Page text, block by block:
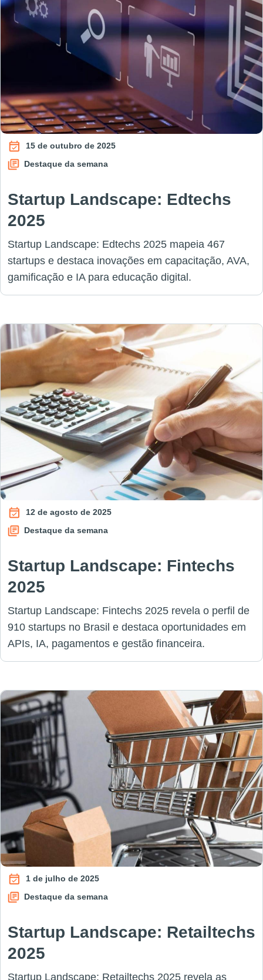
15 de outubro de 2025
Destaque da semana
Startup Landscape: Edtechs
2025
Startup Landscape: Edtechs 2025 mapeia 467
startups e destaca inovações em capacitação, AVA,
gamificação e IA para educação digital.
12 de agosto de 2025
Destaque da semana
Startup Landscape: Fintechs
2025
Startup Landscape: Fintechs 2025 revela o perfil de
910 startups no Brasil e destaca oportunidades em
APIs, IA, pagamentos e gestão financeira.
1 de julho de 2025
Destaque da semana
Startup Landscape: Retailtechs
2025
Startup Landscape: Retailtechs 2025 revela as